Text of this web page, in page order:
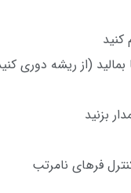
(از ریشه دوری
بزنید
فرهای نامرتب